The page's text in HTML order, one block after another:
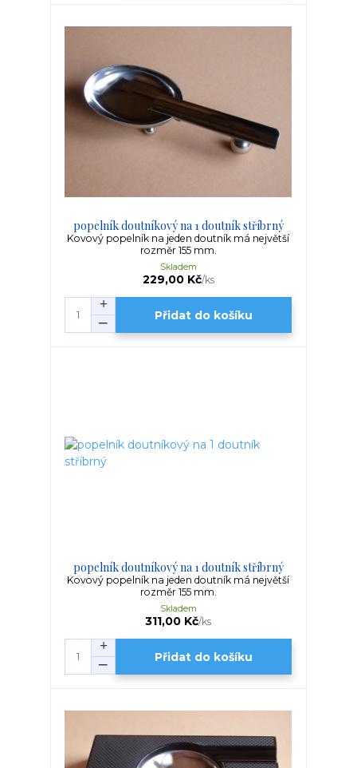
popelník doutníkový na 1 doutník stříbrný
Kovový popelník na jeden doutník má největší
rozměr 155 mm.
229,00 Kč/ks
Skladem
Přidat do košíku
popelník doutníkový na 1 doutník stříbrný
Kovový popelník na jeden doutník má největší
rozměr 155 mm.
311,00 Kč/ks
Skladem
Přidat do košíku